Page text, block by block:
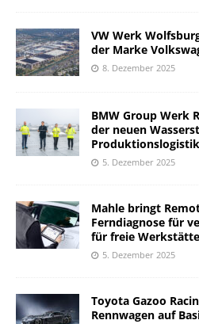
VW Werk
der Marke
8. Dezember 2025
BMW Group Werk
der neuen
Produktionslogistik
5. Dezember 2025
Mahle bringt
Ferndiagnose für
für freie
5. Dezember 2025
Toyota Gazoo
Rennwagen auf